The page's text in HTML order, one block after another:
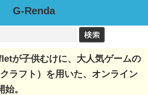
G-Renda
が子供むけに、大人気ゲームの
ラフト）を用いた、オンライン
。